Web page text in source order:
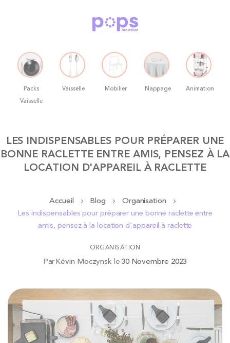
Packs
Vaisselle
Vaisselle Mobilier Nappage Animation
au
contenu
LES INDISPENSABLES POUR PRÉPARER UNE
BONNE RACLETTE ENTRE AMIS, PENSEZ À LA
LOCATION D'APPAREIL À RACLETTE
Accueil Blog
Organisation
Les indispensables pour préparer une bonne raclette entre
amis, pensez à la location d'appareil à raclette
ORGANISATION
ParKévin Moczynsk le30 Novembre 2023